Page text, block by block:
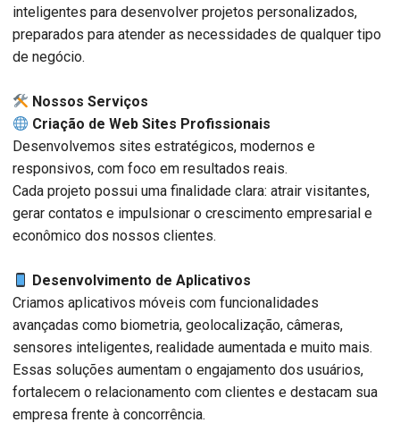
inteligentes para desenvolver projetos personalizados,
preparados para atender as necessidades de qualquer tipo
de negócio.
️ Nossos Serviços
Criação de Web Sites Profissionais
Desenvolvemos sites estratégicos, modernos e
responsivos, com foco em resultados reais.
Cada projeto possui uma finalidade clara: atrair visitantes,
gerar contatos e impulsionar o crescimento empresarial e
econômico dos nossos clientes.
Desenvolvimento de Aplicativos
Criamos aplicativos móveis com funcionalidades
avançadas como biometria, geolocalização, câmeras,
sensores inteligentes, realidade aumentada e muito mais.
Essas soluções aumentam o engajamento dos usuários,
fortalecem o relacionamento com clientes e destacam sua
empresa frente à concorrência.